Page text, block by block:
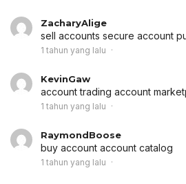
ZacharyAlige
sell accounts secure account
1 tahun yang lalu
KevinGaw
account trading account
1 tahun yang lalu
RaymondBoose
buy account account catalog
1 tahun yang lalu